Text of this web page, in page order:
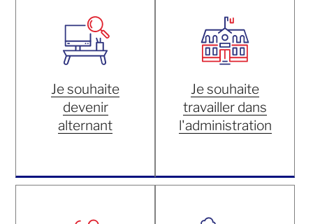
Je souhaite
devenir
alternant
Je souhaite
travailler dans
l'administration